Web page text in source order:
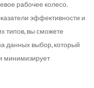
рабочее колесо.
эффективности и
типов, вы сможете
данных выбор, который
минимизирует